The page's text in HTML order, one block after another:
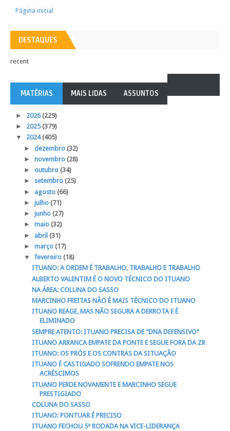
Página inicial
DESTAQUES
recent
MATÉRIAS MAIS LIDAS ASSUNTOS
► 2026(229)
► 2025(379)
▼ 2024(405)
► dezembro (32)
► novembro (28)
► outubro (34)
► setembro (25)
► agosto (66)
► julho (71)
► junho (27)
► maio (32)
► abril (31)
► março (17)
▼ fevereiro (18)
ITUANO: A ORDEM É TRABALHO, TRABALHO E TRABALHO
ALBERTO VALENTIM É O NOVO TÉCNICO DO ITUANO
NA ÁREA: COLUNA DO SASSO
MARCINHO FREITAS NÃO É MAIS TÉCNICO DO ITUANO
ITUANO REAGE, MAS NÃO SEGURA A DERROTA E É
ELIMINADO
SEMPRE ATENTO: ITUANO PRECISA DE "DNA DEFENSIVO"
ITUANO ARRANCA EMPATE DA PONTE E SEGUE FORA DA ZR
ITUANO: OS PRÓS E OS CONTRAS DA SITUAÇÃO
ITUANO É CASTIGADO SOFRENDO EMPATE NOS
ACRÉSCIMOS
ITUANO PERDE NOVAMENTE E MARCINHO SEGUE
PRESTIGIADO
COLUNA DO SASSO
ITUANO: PONTUAR É PRECISO
ITUANO FECHOU 5ª RODADA NA VICE-LIDERANÇA